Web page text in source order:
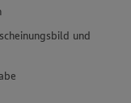
und